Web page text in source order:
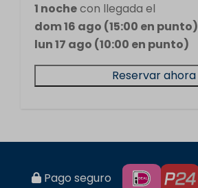
1 nochecon llegada el
dom 16 ago (15:00 en punto)
lun 17 ago (10:00 en punto)
Reservar ahora
Pago seguro